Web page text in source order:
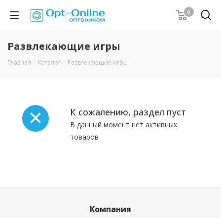
0
Развлекающие игры
Главная - Каталог - Развлекающие игры
К сожалению, раздел пуст
В данный момент нет активных
товаров
Компания